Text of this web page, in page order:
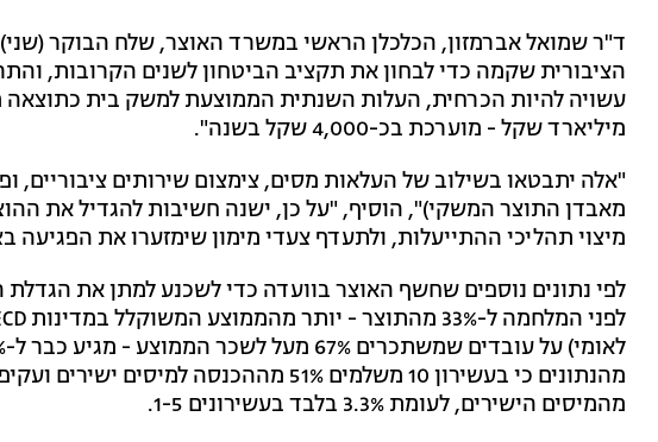
ד"ר שמואל אברמזון, הכלכלן הראשי במשרד האוצר, שלח הבוקר (שני)
הציבורית שקמה כדי לבחון את תקציב הביטחון לשנים הקרובות,
מיליארד שקל - מוערכת בכ-4,000 שקל בשנה".
"אלה יתבטאו בשילוב של העלאות מסים, צימצום שירותים ציבוריים,
מאבדן התוצר המשקי)", הוסיף, "על כן, ישנה חשיבות להגדיל את
מיצוי תהליכי ההתייעלות, ולתעדף צעדי מימון שימזערו את
לפי נתונים נוספים שחשף האוצר בוועדה כדי לשכנע למתן את
מהמיסים הישירים, לעומת 3.3% בלבד בעשירונים 1-5.